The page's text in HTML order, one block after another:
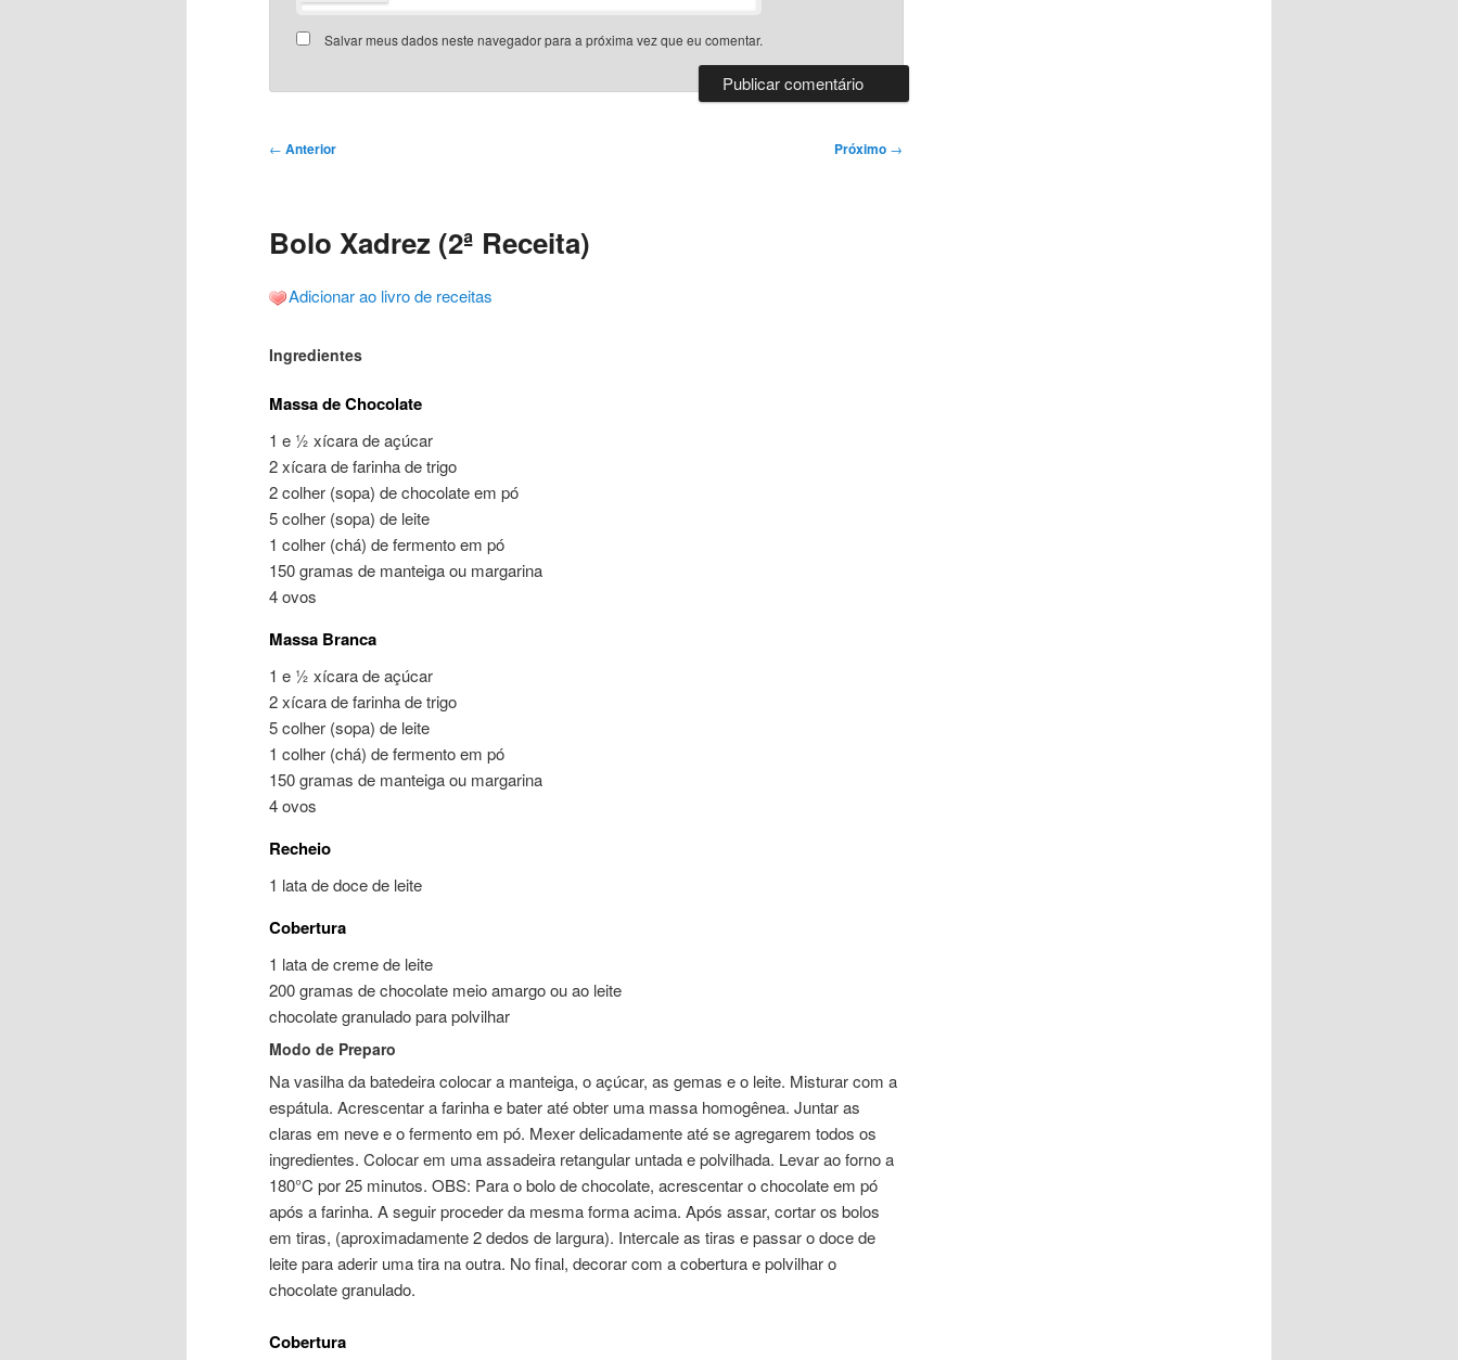
Salvar meus dados neste navegador para a próxima vez que eu comentar.
Navegação
← Anterior Próximo →
Bolo Xadrez (2ª Receita)
Adicionar ao livro de receitas
Ingredientes
Massa de Chocolate
1 e ½ xícara de açúcar
2 xícara de farinha de trigo
2 colher (sopa) de chocolate em pó
5 colher (sopa) de leite
1 colher (chá) de fermento em pó
150 gramas de manteiga ou margarina
4 ovos
Massa Branca
1 e ½ xícara de açúcar
2 xícara de farinha de trigo
5 colher (sopa) de leite
1 colher (chá) de fermento em pó
150 gramas de manteiga ou margarina
4 ovos
Recheio
1 lata de doce de leite
Cobertura
1 lata de creme de leite
200 gramas de chocolate meio amargo ou ao leite
chocolate granulado para polvilhar
Modo de Preparo
Na vasilha da batedeira colocar a manteiga, o açúcar, as gemas e o leite. Misturar com a
espátula. Acrescentar a farinha e bater até obter uma massa homogênea. Juntar as
claras em neve e o fermento em pó. Mexer delicadamente até se agregarem todos os
ingredientes. Colocar em uma assadeira retangular untada e polvilhada. Levar ao forno a
180°C por 25 minutos. OBS: Para o bolo de chocolate, acrescentar o chocolate em pó
após a farinha. A seguir proceder da mesma forma acima. Após assar, cortar os bolos
em tiras, (aproximadamente 2 dedos de largura). Intercale as tiras e passar o doce de
leite para aderir uma tira na outra. No final, decorar com a cobertura e polvilhar o
chocolate granulado.
Cobertura